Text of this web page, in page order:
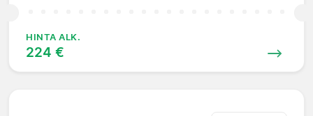
HINTA ALK.
224 €